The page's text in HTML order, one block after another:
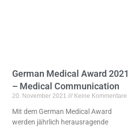
German Medical Award 2021
– Medical Communication
20. November 2021 Keine Kommentare
Mit dem German Medical Award
werden jährlich herausragende